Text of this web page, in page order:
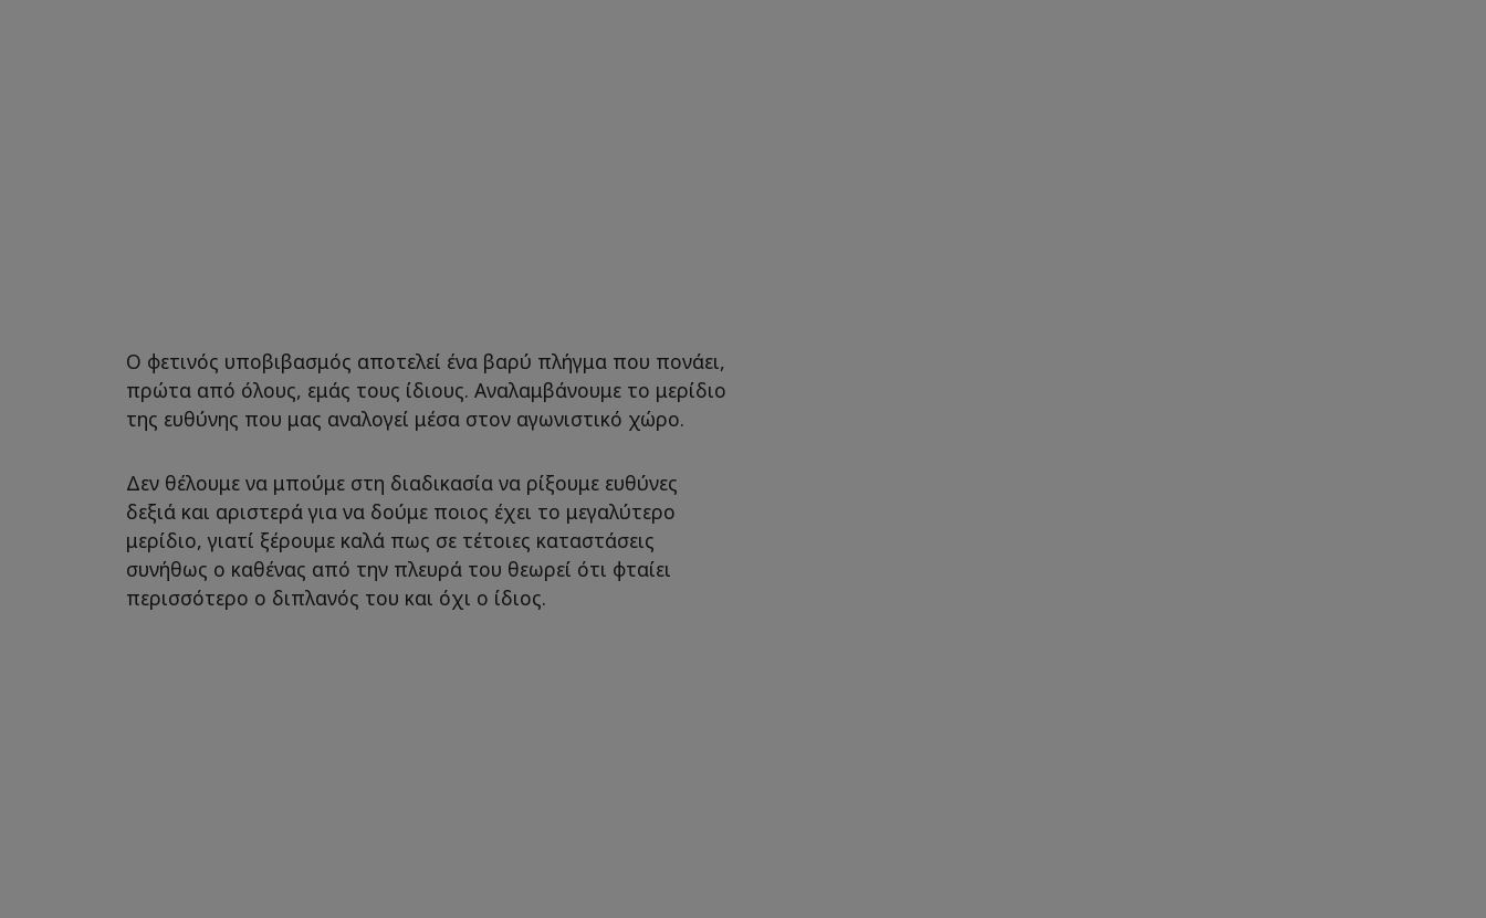
Ο φετινός υποβιβασμός αποτελεί ένα βαρύ πλήγμα που πονάει,
πρώτα από όλους, εμάς τους ίδιους. Αναλαμβάνουμε το μερίδιο
της ευθύνης που μας αναλογεί μέσα στον αγωνιστικό χώρο.
Δεν θέλουμε να μπούμε στη διαδικασία να ρίξουμε ευθύνες
δεξιά και αριστερά για να δούμε ποιος έχει το μεγαλύτερο
μερίδιο, γιατί ξέρουμε καλά πως σε τέτοιες καταστάσεις
συνήθως ο καθένας από την πλευρά του θεωρεί ότι φταίει
περισσότερο ο διπλανός του και όχι ο ίδιος.